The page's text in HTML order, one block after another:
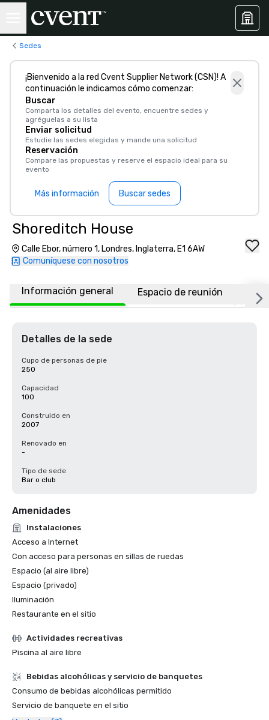
Sedes
¡Bienvenido a la red Cvent Supplier Network (CSN)! A
continuación le indicamos cómo comenzar:
Buscar
Comparta los detalles del evento, encuentre sedes y
agréguelas a su lista
Enviar solicitud
Estudie las sedes elegidas y mande una solicitud
Reservación
Compare las propuestas y reserve el espacio ideal para su
evento
Más información Buscar sedes
Shoreditch House
Calle Ebor, número 1, Londres, Inglaterra, E1 6AW
Comuníquese con nosotros
Información general Espacio de reunión
Detalles de la sede
Cupo de personas de pie
250
Capacidad
100
Construido en
2007
Renovado en
-
Tipo de sede
Bar o club
Amenidades
Instalaciones
Acceso a Internet
Con acceso para personas en sillas de ruedas
Espacio (al aire libre)
Espacio (privado)
Iluminación
Restaurante en el sitio
Actividades recreativas
Piscina al aire libre
Bebidas alcohólicas y servicio de banquetes
Consumo de bebidas alcohólicas permitido
Servicio de banquete en el sitio